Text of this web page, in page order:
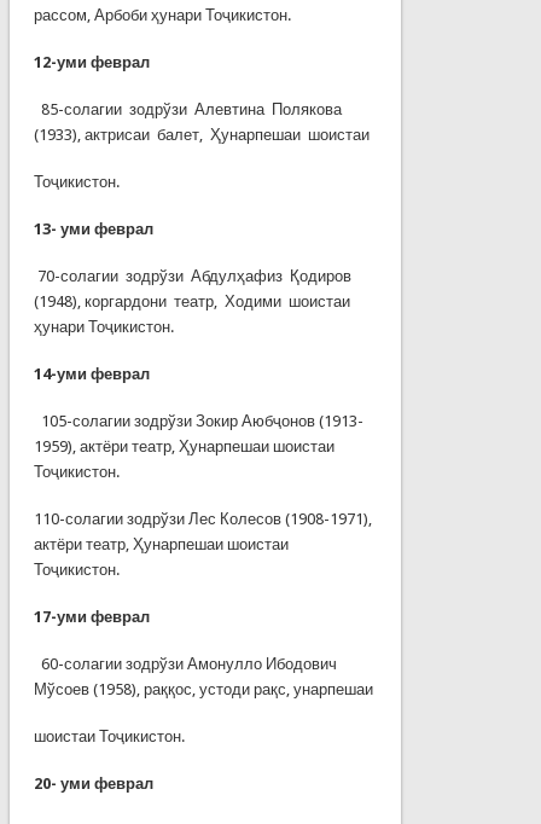
рассом, Арбоби ҳунари Тоҷикистон.
12-уми феврал
85-солагии зодрўзи Алевтина Полякова
(1933), актрисаи балет, Ҳунарпешаи шоистаи
Тоҷикистон.
13- уми феврал
70-солагии зодрўзи Абдулҳафиз Қодиров
(1948), коргардони театр, Ходими шоистаи
ҳунари Тоҷикистон.
14-уми феврал
105-солагии зодрўзи Зокир Аюбҷонов (1913-
1959), актёри театр, Ҳунарпешаи шоистаи
Тоҷикистон.
110-солагии зодрўзи Лес Колесов (1908-1971),
актёри театр, Ҳунарпешаи шоистаи
Тоҷикистон.
17-уми феврал
60-солагии зодрўзи Амонулло Ибодович
Мўсоев (1958), раққос, устоди рақс, унарпешаи
шоистаи Тоҷикистон.
20- уми феврал